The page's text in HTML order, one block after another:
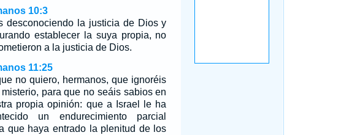
10:3
desconociendo la justicia de Dios y
establecer la suya propia, no
a la justicia de Dios.
11:25
no quiero, hermanos, que ignoréis
para que no seáis sabios en
propia opinión: que a Israel le ha
un endurecimiento parcial
que haya entrado la plenitud de los